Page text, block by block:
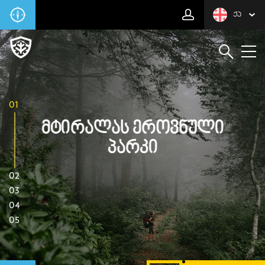
ᲥᲐ
01
02
03
04
05
Მტირალას Ეროვნული
Პარკი